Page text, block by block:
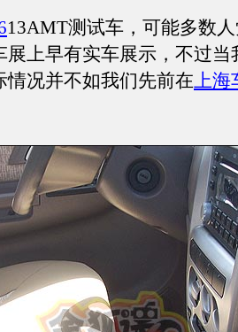
13AMT测试车，可能多数
展上早有实车展示，不过当
情况并不如我们先前在上海